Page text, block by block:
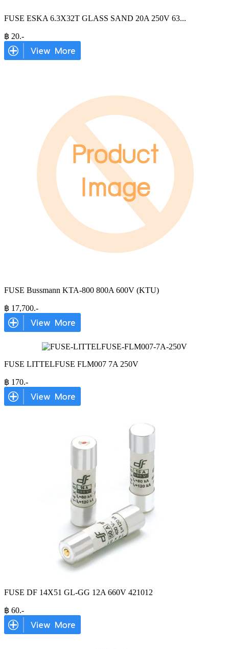
FUSE ESKA 6.3X32T GLASS SAND 20A 250V 63...
฿ 20.-
FUSE Bussmann KTA-800 800A 600V (KTU)
฿ 17,700.-
FUSE LITTELFUSE FLM007 7A 250V
฿ 170.-
FUSE DF 14X51 GL-GG 12A 660V 421012
฿ 60.-